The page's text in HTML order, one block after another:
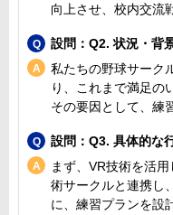
向上させ、校内交流
設問：Q2. 状況・背
私たちの野球サーク
り、これまで満足の
その要因として、練
設問：Q3. 具体的な
まず、VR技術を活
術サークルと連携し
に、練習プランを設